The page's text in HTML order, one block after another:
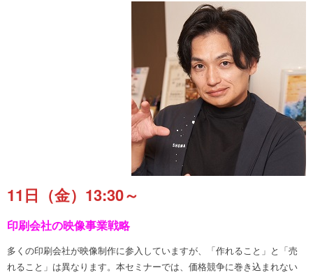
11日（金）13:30～
印刷会社の映像事業戦略
多くの印刷会社が映像制作に参入していますが、「作れること」と「売
れること」は異なります。本セミナーでは、価格競争に巻き込まれない